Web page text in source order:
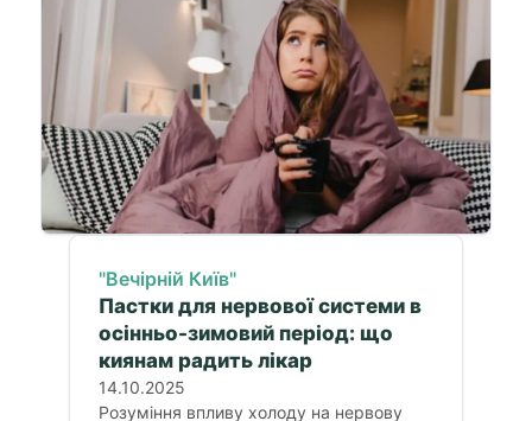
"Вечірній Київ"
Пастки для нервової системи в
осінньо-зимовий період: що
киянам радить лікар
14.10.2025
Розуміння впливу холоду на нервову